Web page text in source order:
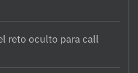
reto oculto para call